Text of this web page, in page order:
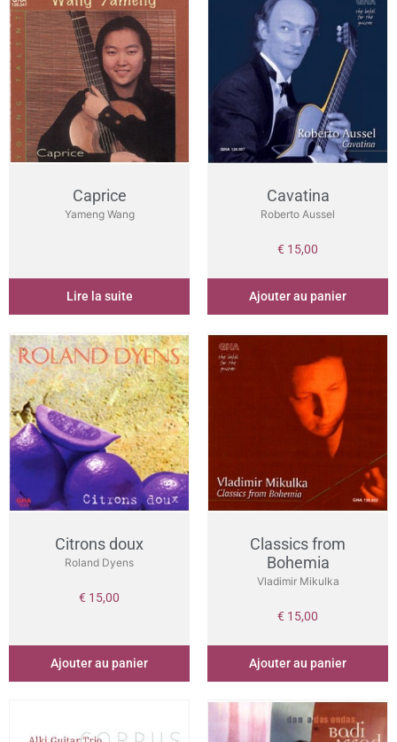
Caprice
Yameng Wang
Lire la suite
Cavatina
Roberto Aussel
€ 15,00
Ajouter au panier
Citrons doux
Roland Dyens
€ 15,00
Ajouter au panier
Classics from
Bohemia
Vladimir Mikulka
€ 15,00
Ajouter au panier